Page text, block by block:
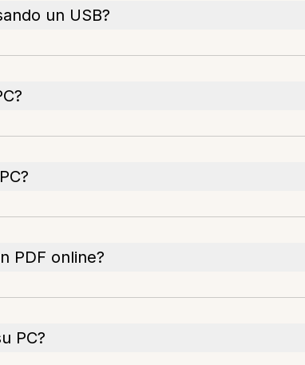
un USB?
PDF online?
PC?